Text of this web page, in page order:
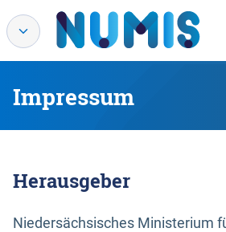
Impressum
Herausgeber
Niedersächsisches Ministerium